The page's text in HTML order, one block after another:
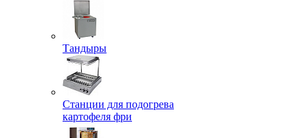
Тандыры
Станции для подогрева
картофеля фри